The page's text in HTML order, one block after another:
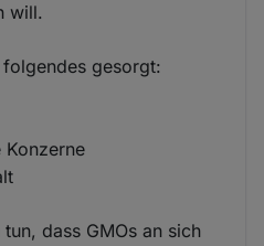
will.
gesorgt:
dass GMOs an sich